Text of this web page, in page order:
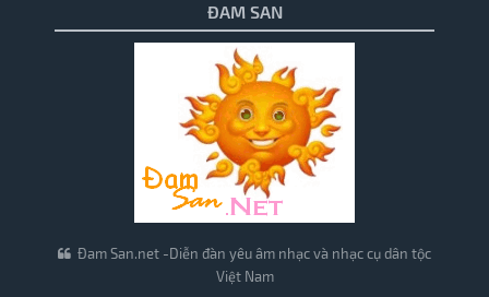
ĐAM SAN
Đam San.net -Diễn đàn yêu âm nhạc và nhạc cụ dân tộc
Việt Nam